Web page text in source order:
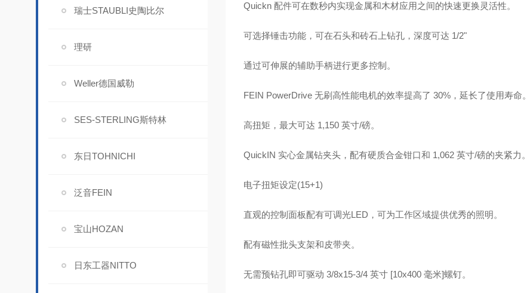
瑞士STAUBLI史陶比尔
理研
Weller德国威勒
SES-STERLING斯特林
东日TOHNICHI
泛音FEIN
宝山HOZAN
日东工器NITTO
Quickn 配件可在数秒内实现金属和木材应用之间的快速更换灵活性。
可选择锤击功能，可在石头和砖石上钻孔，深度可达 1/2"
通过可伸展的辅助手柄进行更多控制。
FEIN PowerDrive 无刷高性能电机的效率提高了 30%，延长了使用寿命。
高扭矩，最大可达 1,150 英寸/磅。
QuickIN 实心金属钻夹头，配有硬质合金钳口和 1,062 英寸/磅的夹紧力。
电子扭矩设定(15+1)
直观的控制面板配有可调光LED，可为工作区域提供优秀的照明。
配有磁性批头支架和皮带夹。
无需预钻孔即可驱动 3/8x15-3/4 英寸 [10x400 毫米]螺钉。